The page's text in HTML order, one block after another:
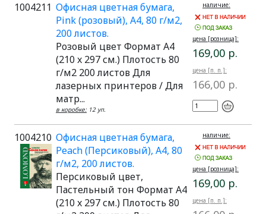
1004211 Офисная цветная бумага,
Pink (розовый), A4, 80 г/м2,
200 листов.
Розовый цвет Формат A4
(210 x 297 см.) Плотость 80
г/м2 200 листов Для
лазерных принтеров / Для
матр...
в коробке: 12 уп.
наличие:
цена [розница]:
169,00 р.
цена [п. п.]:
166,00 р.
1004210 Офисная цветная бумага,
Peach (Персиковый), A4, 80
г/м2, 200 листов.
Персиковый цвет,
Пастельный тон Формат A4
(210 x 297 см.) Плотость 80
наличие:
цена [розница]:
169,00 р.
цена [п. п.]: